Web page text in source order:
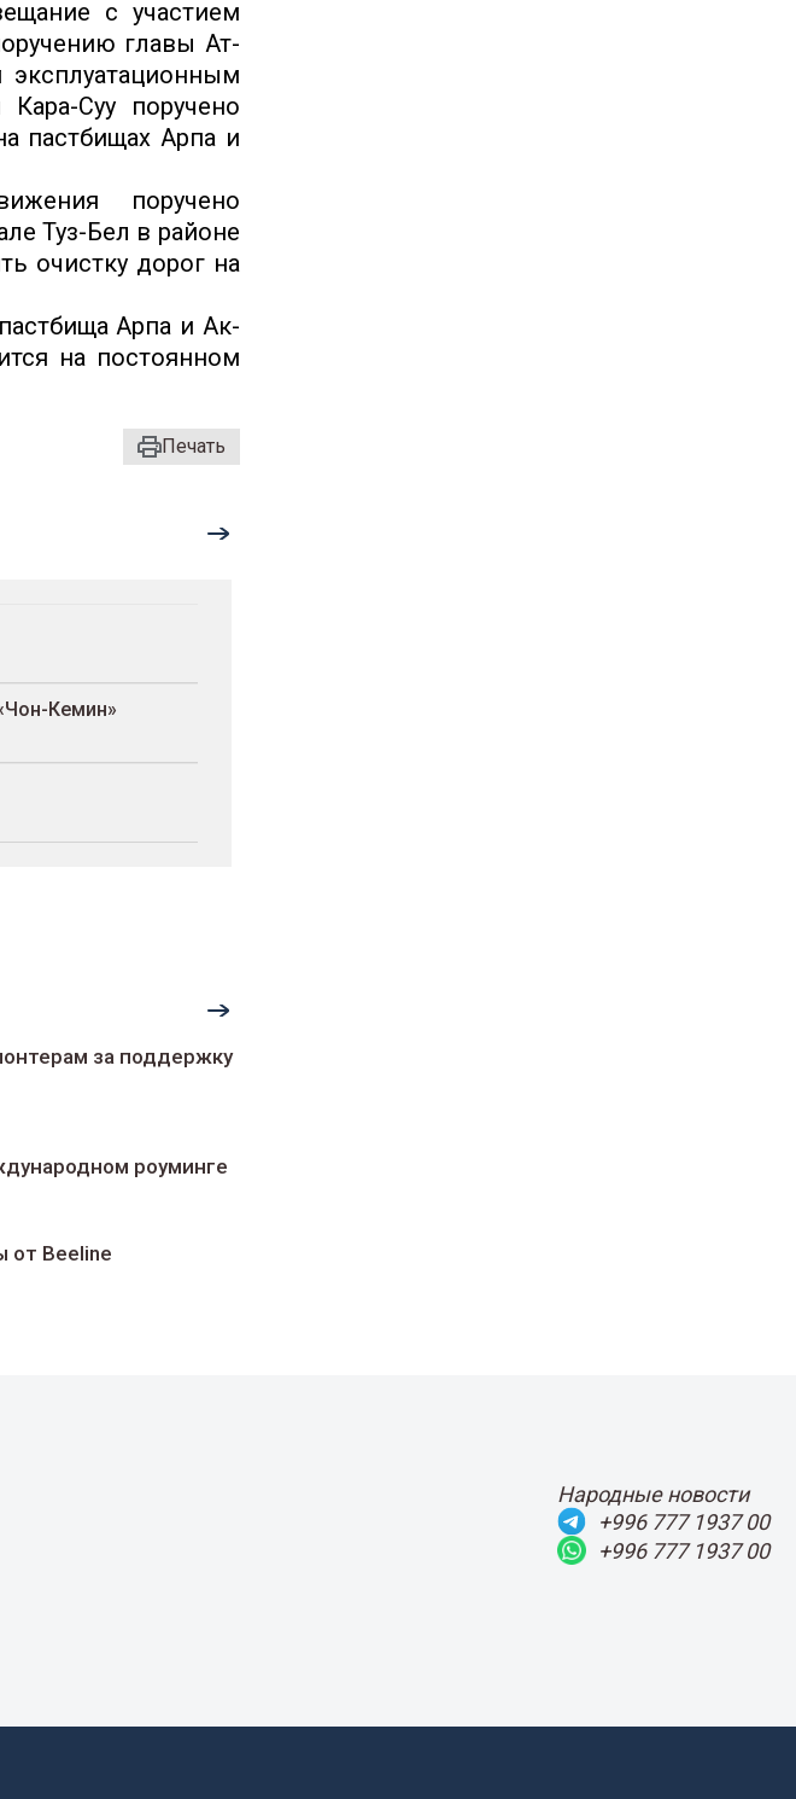
с участием
главы Ат-
Суу поручено
пастбищах Арпа и
поручено
Туз-Бел в районе
очистку дорог на
Арпа и Ак-
на постоянном
Печать
Кемин»
за поддержку
роуминге
от Beeline
Народные новости
+996 777 1937 00
+996 777 1937 00